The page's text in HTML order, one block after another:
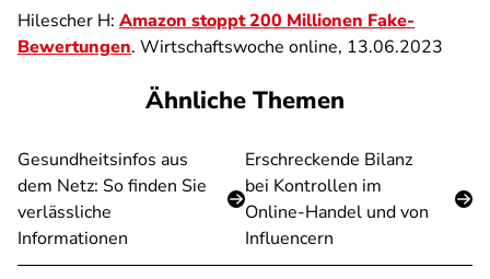
Hilescher H: Amazon stoppt 200 Millionen Fake-
Bewertungen. Wirtschaftswoche online, 13.06.2023
Ähnliche Themen
Gesundheitsinfos aus
dem Netz: So finden Sie
verlässliche
Informationen
Erschreckende Bilanz
bei Kontrollen im
Online-Handel und von
Influencern